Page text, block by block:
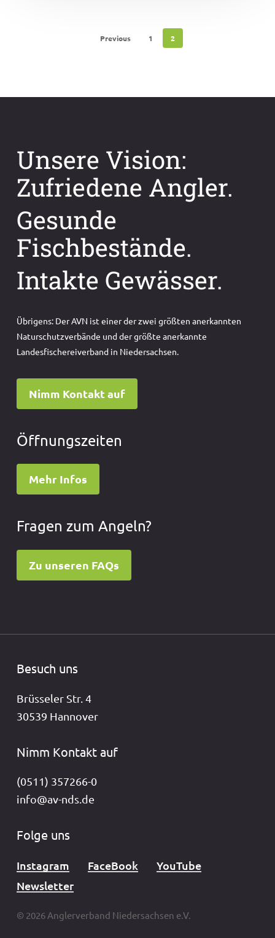
Previous 1 2
Unsere Vision:
Zufriedene Angler.
Gesunde
Fischbestände.
Intakte Gewässer.
Übrigens: Der AVN ist einer der zwei größten anerkannten
Naturschutzverbände und der größte anerkannte
Landesfischereiverband in Niedersachsen.
Nimm Kontakt auf
Öffnungszeiten
Mehr Infos
Fragen zum Angeln?
Zu unseren FAQs
Besuch uns
Brüsseler Str. 4
30539 Hannover
Nimm Kontakt auf
(0511) 357266-0
info@av-nds.de
Folge uns
Instagram FaceBook
YouTube
Newsletter
© 2026 Anglerverband Niedersachsen e.V.